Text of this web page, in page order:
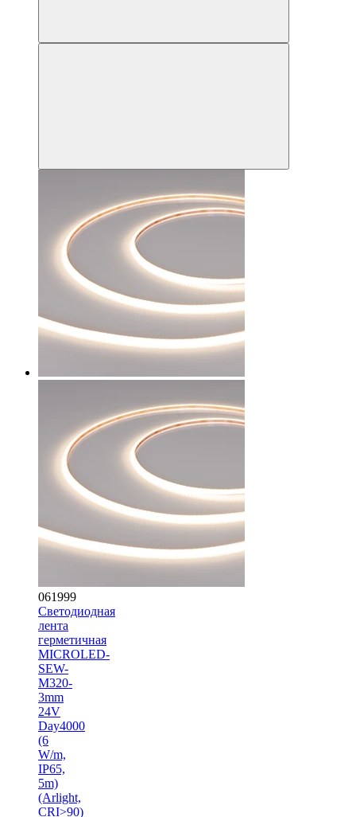
061999
Светодиодная
лента
герметичная
MICROLED-
SEW-
M320-
3mm
24V
Day4000
(6
W/m,
IP65,
5m)
(Arlight,
CRI>90)